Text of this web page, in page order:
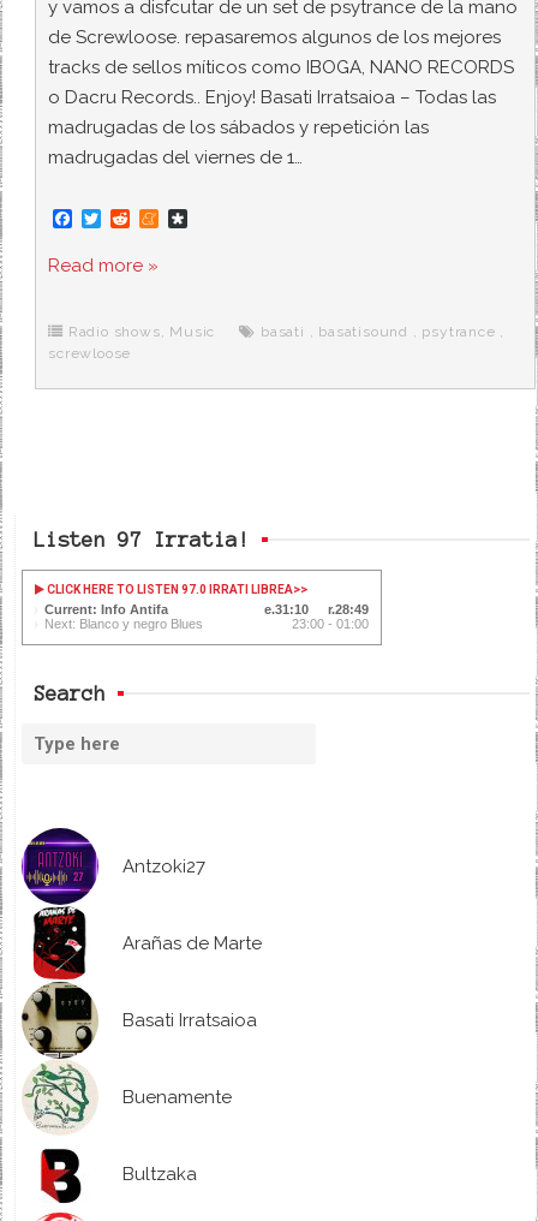
y vamos a disfcutar de un set de psytrance de la mano
de Screwloose. repasaremos algunos de los mejores
tracks de sellos míticos como IBOGA, NANO RECORDS
o Dacru Records.. Enjoy! Basati Irratsaioa – Todas las
madrugadas de los sábados y repetición las
madrugadas del viernes de 1…
F
c
e
o
k
T
i
t
r
R
d
d
M
e
r
Read more »
Radio shows, Music basati , basatisound , psytrance ,
screwloose
Listen 97 Irratia!
CLICK HERE TO LISTEN 97.0 IRRATI LIBREA>>
Current: Info Antifa 31:11
28:48
Next: Blanco y negro Blues
23:00 - 01:00
Search
Antzoki27
Arañas de Marte
Basati Irratsaioa
Buenamente
Bultzaka